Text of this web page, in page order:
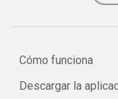
Cómo funciona
Descargar la